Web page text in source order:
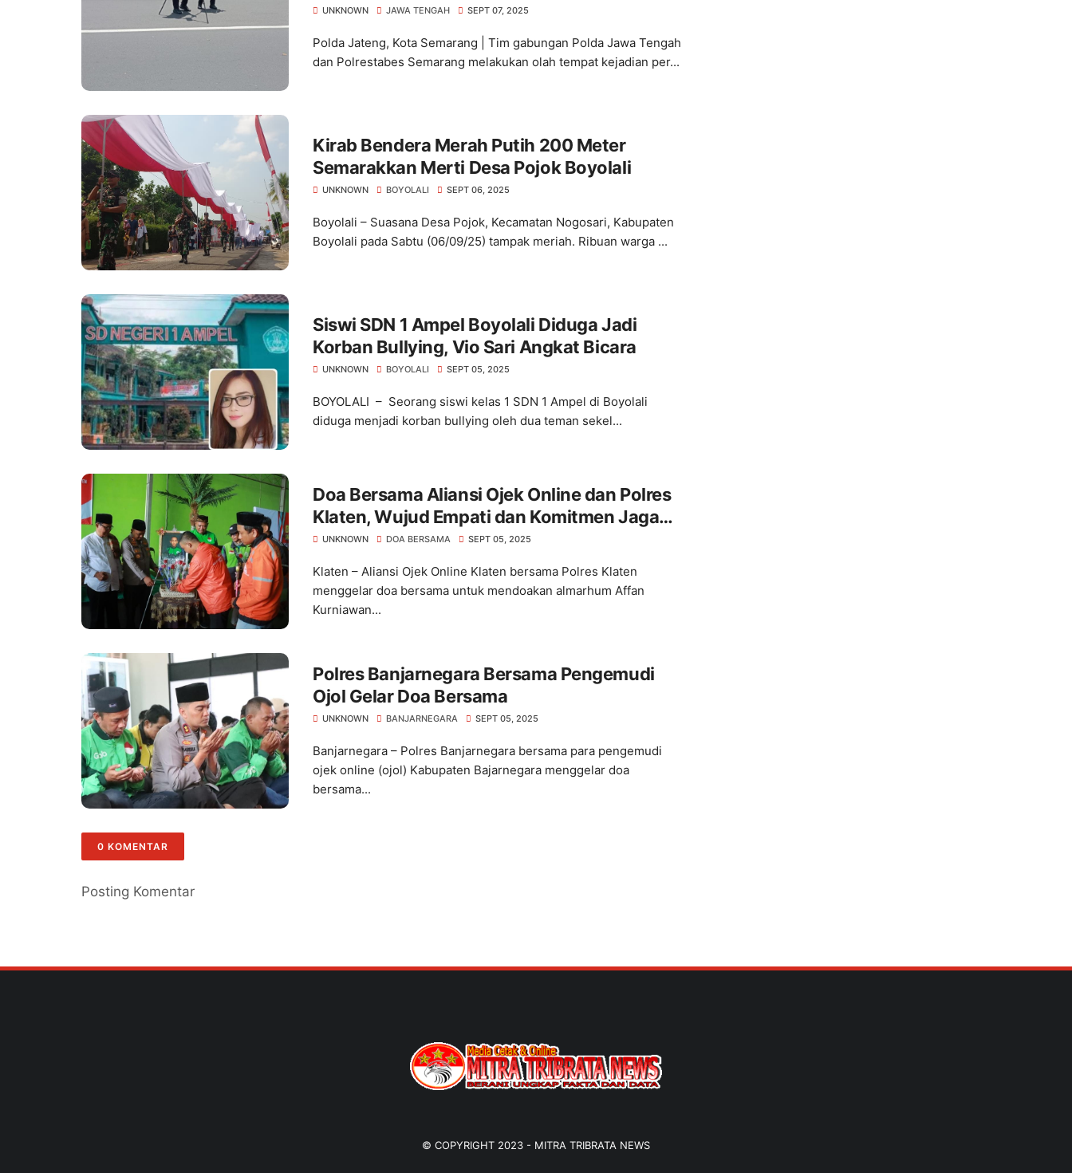
UNKNOWN JAWA TENGAH SEPT 07, 2025
Polda Jateng, Kota Semarang | Tim gabungan Polda Jawa Tengah
dan Polrestabes Semarang melakukan olah tempat kejadian per...
Kirab Bendera Merah Putih 200 Meter
Semarakkan Merti Desa Pojok Boyolali
UNKNOWN BOYOLALI SEPT 06, 2025
Boyolali – Suasana Desa Pojok, Kecamatan Nogosari, Kabupaten
Boyolali pada Sabtu (06/09/25) tampak meriah. Ribuan warga ...
Siswi SDN 1 Ampel Boyolali Diduga Jadi
Korban Bullying, Vio Sari Angkat Bicara
UNKNOWN BOYOLALI SEPT 05, 2025
BOYOLALI – Seorang siswi kelas 1 SDN 1 Ampel di Boyolali
diduga menjadi korban bullying oleh dua teman sekel...
Doa Bersama Aliansi Ojek Online dan Polres
Klaten, Wujud Empati dan Komitmen Jaga
Kondusivitas
UNKNOWN DOA BERSAMA SEPT 05, 2025
Klaten – Aliansi Ojek Online Klaten bersama Polres Klaten
menggelar doa bersama untuk mendoakan almarhum Affan
Kurniawan...
Polres Banjarnegara Bersama Pengemudi
Ojol Gelar Doa Bersama
UNKNOWN BANJARNEGARA SEPT 05, 2025
Banjarnegara – Polres Banjarnegara bersama para pengemudi
ojek online (ojol) Kabupaten Bajarnegara menggelar doa
bersama...
0 KOMENTAR
Posting Komentar
© COPYRIGHT 2023 - MITRA TRIBRATA NEWS